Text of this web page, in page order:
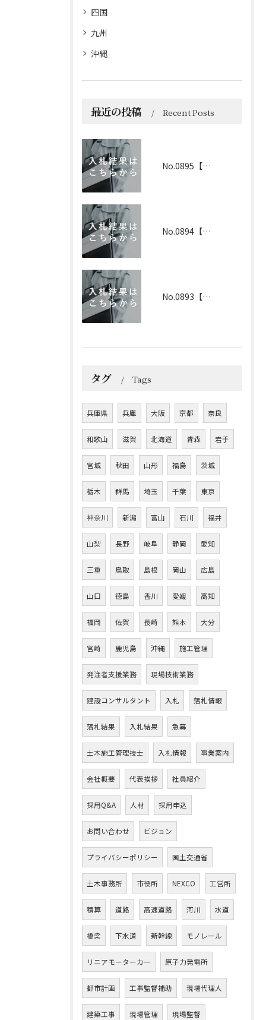
四国
九州
沖縄
最近の投稿 Recent Posts
No.0895【京都】2026年6月1日 入札結果
No.0894【兵庫】2026年3月19日 入札結果
No.0893【兵庫】2026年3月25日 入札結果
タグ Tags
兵庫県 兵庫 大阪 京都 奈良
和歌山 滋賀 北海道 青森 岩手
宮城 秋田 山形 福島 茨城
栃木 群馬 埼玉 千葉 東京
神奈川 新潟 富山 石川 福井
山梨 長野 岐阜 静岡 愛知
三重 鳥取 島根 岡山 広島
山口 徳島 香川 愛媛 高知
福岡 佐賀 長崎 熊本 大分
宮崎 鹿児島 沖縄 施工管理
発注者支援業務 現場技術業務
建設コンサルタント 入札 落札情報
落札結果 入札結果 急募
土木施工管理技士 入札情報 事業案内
会社概要 代表挨拶 社員紹介
採用Q&A 人材 採用申込
お問い合わせ ビジョン
プライバシーポリシー 国土交通省
土木事務所 市役所 NEXCO 工営所
積算 道路 高速道路 河川 水道
橋梁 下水道 新幹線 モノレール
リニアモーターカー 原子力発電所
都市計画 工事監督補助 現場代理人
建築工事 現場管理 現場監督